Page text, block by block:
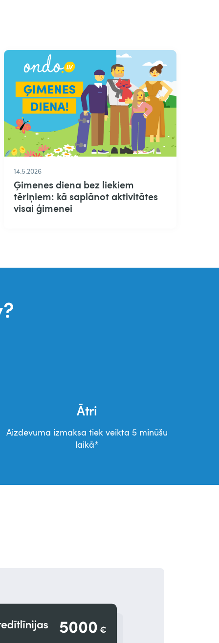
14.5.2026
Ģimenes diena bez liekiem
tēriņiem: kā saplānot aktivitātes
visai ģimenei
Ātri
Aizdevuma izmaksa tiek veikta 5 minūšu
laikā*